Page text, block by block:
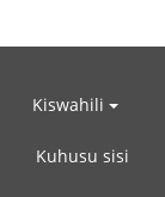
Kiswahili
Kuhusu sisi